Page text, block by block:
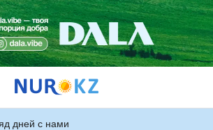
дней с нами